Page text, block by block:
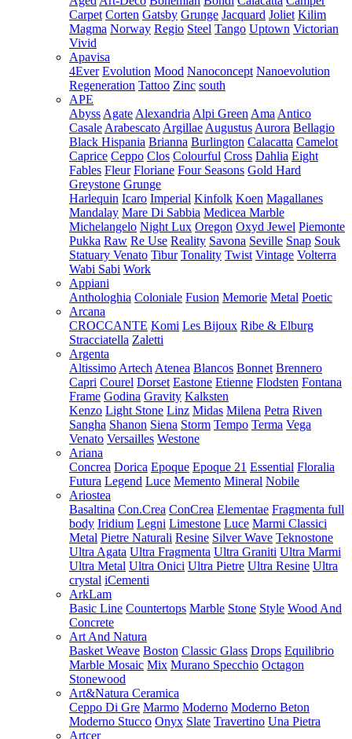
Carpet Corten Gatsby Grunge Jacquard Joliet Kilim
Magma Norway Regio Steel Tango Uptown Victorian
Vivid
Apavisa
4Ever Evolution Mood Nanoconcept Nanoevolution
Regeneration Tattoo Zinc south
APE
Abyss Agate Alexandria Alpi Green Ama Antico
Casale Arabescato Argillae Augustus Aurora Bellagio
Black Hispania Brianna Burlington Calacatta Camelot
Caprice Ceppo Clos Colourful Cross Dahlia Eight
Fables Fleur Floriane Four Seasons Gold Hard
Greystone Grunge
Harlequin Icaro Imperial Kinfolk Koen Magallanes
Mandalay Mare Di Sabbia Medicea Marble
Michelangelo Night Lux Oregon Oxyd Jewel Piemonte
Pukka Raw Re Use Reality Savona Seville Snap Souk
Statuary Venato Tibur Tonality Twist Vintage Volterra
Wabi Sabi Work
Appiani
Anthologhia Coloniale Fusion Memorie Metal Poetic
Arcana
CROCCANTE Komi Les Bijoux Ribe & Elburg
Stracciatella Zaletti
Argenta
Altissimo Artech Atenea Blancos Bonnet Brennero
Capri Courel Dorset Eastone Etienne Flodsten Fontana
Frame Godina Gravity Kalksten
Kenzo Light Stone Linz Midas Milena Petra Riven
Sangha Shanon Siena Storm Tempo Terma Vega
Venato Versailles Westone
Ariana
Concrea Dorica Epoque Epoque 21 Essential Floralia
Futura Legend Luce Memento Mineral Nobile
Ariostea
Basaltina Con.Crea ConCrea Elementae Fragmenta full
body Iridium Legni Limestone Luce Marmi Classici
Metal Pietre Naturali Resine Silver Wave Teknostone
Ultra Agata Ultra Fragmenta Ultra Graniti Ultra Marmi
Ultra Metal Ultra Onici Ultra Pietre Ultra Resine Ultra
crystal iCementi
ArkLam
Basic Line Countertops Marble Stone Style Wood And
Concrete
Art And Natura
Basket Weave Boston Classic Glass Drops Equilibrio
Marble Mosaic Mix Murano Specchio Octagon
Stonewood
Art&Natura Ceramica
Ceppo Di Gre Marmo Moderno Moderno Beton
Moderno Stucco Onyx Slate Travertino Una Pietra
Artcer